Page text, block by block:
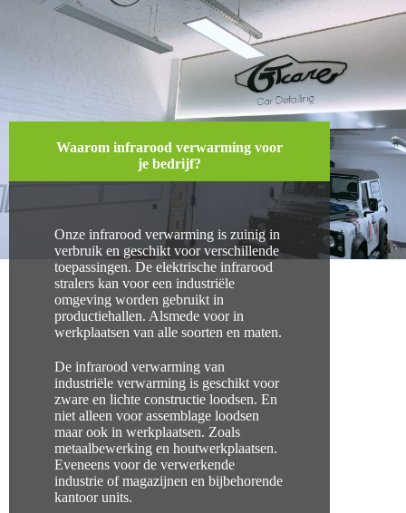
Waarom infrarood verwarming voor
je bedrijf?
Onze infrarood verwarming is zuinig in
verbruik en geschikt voor verschillende
toepassingen. De elektrische infrarood
stralers kan voor een industriële
omgeving worden gebruikt in
productiehallen. Alsmede voor in
werkplaatsen van alle soorten en maten.
De infrarood verwarming van
industriële verwarming is geschikt voor
zware en lichte constructie loodsen. En
niet alleen voor assemblage loodsen
maar ook in werkplaatsen. Zoals
metaalbewerking en houtwerkplaatsen.
Eveneens voor de verwerkende
industrie of magazijnen en bijbehorende
kantoor units.